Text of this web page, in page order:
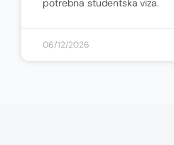
potrebna studentska viza.
06/12/2026